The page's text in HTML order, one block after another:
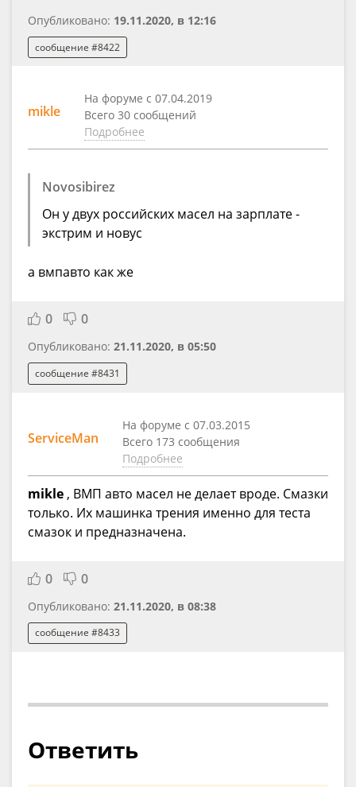
Опубликовано: 19.11.2020, в 12:16
сообщение #8422
mikle
На форуме с 07.04.2019
Всего 30 сообщений
Подробнее
Novosibirez
Он у двух российских масел на зарплате -
экстрим и новус
а вмпавто как же
0 0
Опубликовано: 21.11.2020, в 05:50
сообщение #8431
ServiceMan
На форуме с 07.03.2015
Всего 173 сообщения
Подробнее
mikle , ВМП авто масел не делает вроде. Смазки
только. Их машинка трения именно для теста
смазок и предназначена.
0 0
Опубликовано: 21.11.2020, в 08:38
сообщение #8433
Ответить